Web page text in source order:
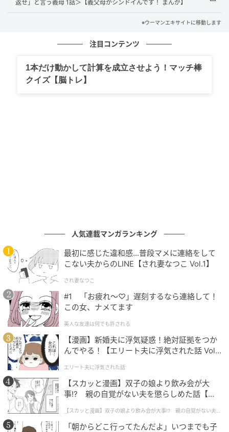
ウーマンエキサイト
返せ」と言う義母 1話＞【義父母がシンドイんです！ まんが】
※ウーマンエキサイトに移動します
注目コンテンツ
1本だけ動かして計算を成立させよう！マッチ棒
クイズ【脳トレ】
人気連載マンガランキング
最初に感じた違和感…普段マメに連絡をして
こない夫からのLINE【され妻なつこ Vol.1】
され妻なつこ
#1 「お疲れ〜♡」遅刻するなら連絡して！
この女、ナメてます
美人な友達は何でも許される
【漫画】新婚夫に浮気疑惑！絶対証拠をつか
んでやる！【エリート夫に浮気された話 Vol.
エリート夫に浮気された話
【スカッと漫画】双子の娘より飲み会が大
事!? 親の自覚がない夫を懲らしめた話【第1
【スカッと漫画】双子の娘より飲み会が大事!? 親の自覚がない夫を
懲らしめた話
「朝からどこ行ってたんだよ」いつまでも子